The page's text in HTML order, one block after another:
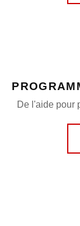
De l'aide pour